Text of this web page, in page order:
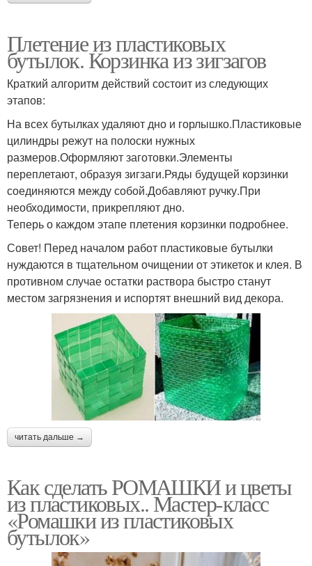
Плетение из пластиковых
бутылок. Корзинка из зигзагов
Краткий алгоритм действий состоит из следующих
этапов:
На всех бутылках удаляют дно и горлышко.Пластиковые
цилиндры режут на полоски нужных
размеров.Оформляют заготовки.Элементы
переплетают, образуя зигзаги.Ряды будущей корзинки
соединяются между собой.Добавляют ручку.При
необходимости, прикрепляют дно.
Теперь о каждом этапе плетения корзинки подробнее.
Совет! Перед началом работ пластиковые бутылки
нуждаются в тщательном очищении от этикеток и клея. В
противном случае остатки раствора быстро станут
местом загрязнения и испортят внешний вид декора.
читать дальше →
Как сделать РОМАШКИ и цветы
из пластиковых.. Мастер-класс
«Ромашки из пластиковых
бутылок»